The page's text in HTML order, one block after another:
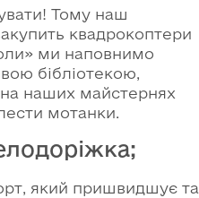
Тому наш
квадрокоптери
ми наповнимо
бібліотекою,
наших майстернях
мотанки.
який пришвидшує та